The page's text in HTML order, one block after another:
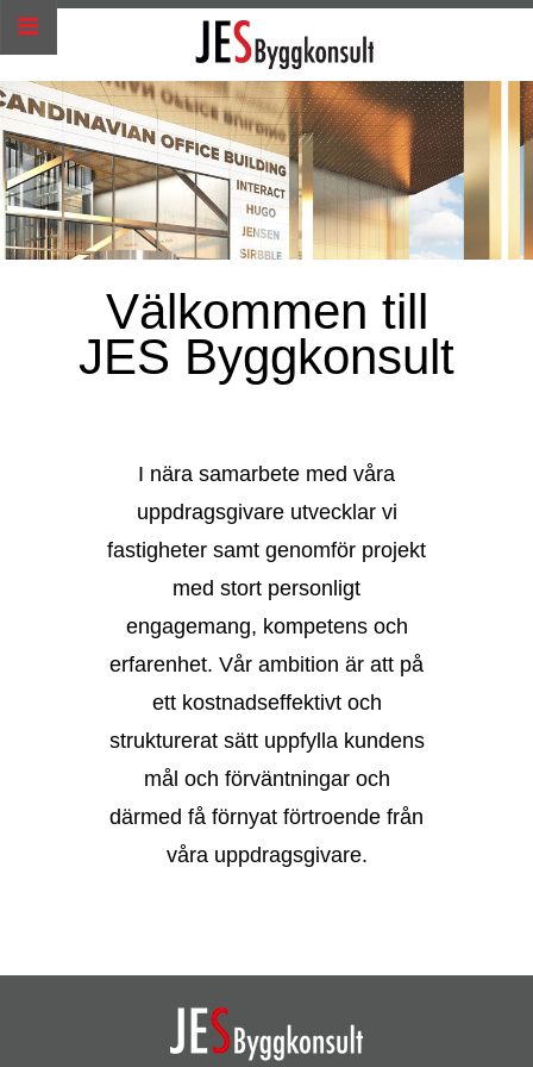
Välkommen till
JES Byggkonsult
I nära samarbete med våra
uppdragsgivare utvecklar vi
fastigheter samt genomför projekt
med stort personligt
engagemang, kompetens och
erfarenhet. Vår ambition är att på
ett kostnadseffektivt och
strukturerat sätt uppfylla kundens
mål och förväntningar och
därmed få förnyat förtroende från
våra uppdragsgivare.